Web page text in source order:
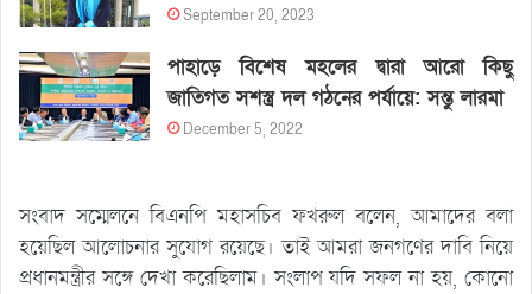
September 20, 2023
পাহাড়ে বিশেষ মহলের দ্বারা আরো কিছু
জাতিগত সশস্ত্র দল গঠনের পর্যায়ে: সন্তু লারমা
December 5, 2022
সংবাদ সম্মেলনে বিএনপি মহাসচিব ফখরুল বলেন, আমাদের বলা
হয়েছিল আলোচনার সুযোগ রয়েছে। তাই আমরা জনগণের দাবি নিয়ে
প্রধানমন্ত্রীর সঙ্গে দেখা করেছিলাম। সংলাপ যদি সফল না হয়, কোনো